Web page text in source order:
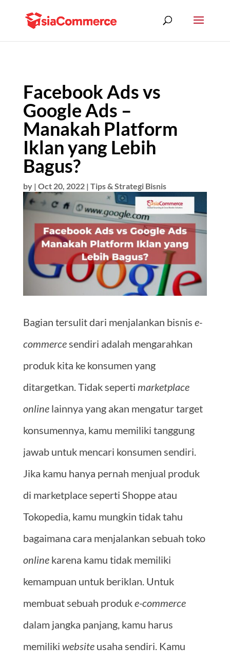
Facebook Ads vs
Google Ads –
Manakah Platform
Iklan yang Lebih
Bagus?
by | Oct 20, 2022| Tips & Strategi Bisnis
Bagian tersulit dari menjalankan bisnis e-
commercesendiri adalah mengarahkan
produk kita ke konsumen yang
ditargetkan. Tidak seperti marketplace
onlinelainnya yang akan mengatur target
konsumennya, kamu memiliki tanggung
jawab untuk mencari konsumen sendiri.
Jika kamu hanya pernah menjual produk
di marketplace seperti Shoppe atau
Tokopedia, kamu mungkin tidak tahu
bagaimana cara menjalankan sebuah toko
onlinekarena kamu tidak memiliki
kemampuan untuk beriklan. Untuk
membuat sebuah produke-commerce
dalam jangka panjang, kamu harus
memiliki websiteusaha sendiri. Kamu